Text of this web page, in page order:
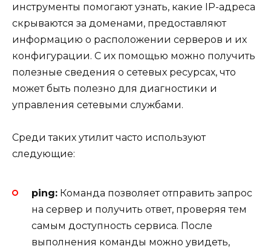
инструменты помогают узнать, какие IP-адреса
скрываются за доменами, предоставляют
информацию о расположении серверов и их
конфигурации. С их помощью можно получить
полезные сведения о сетевых ресурсах, что
может быть полезно для диагностики и
управления сетевыми службами.
Среди таких утилит часто используют
следующие:
ping: Команда позволяет отправить запрос
на сервер и получить ответ, проверяя тем
самым доступность сервиса. После
выполнения команды можно увидеть,